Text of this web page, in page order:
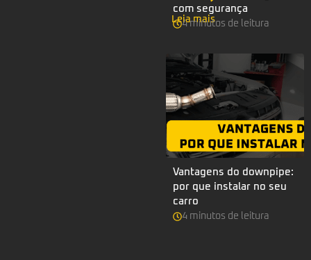
Leia mais
com segurança
4 minutos de leitura
Vantagens do downpipe:
por que instalar no seu
carro
4 minutos de leitura